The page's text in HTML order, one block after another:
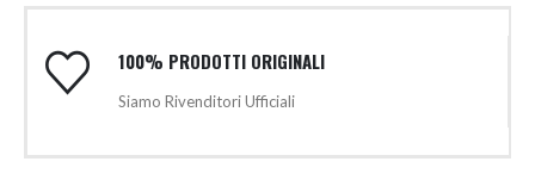
100% PRODOTTI ORIGINALI
Siamo Rivenditori Ufficiali